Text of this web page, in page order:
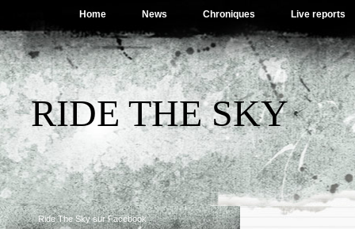
Home News Chroniques Live reports
RIDE THE SKY
Ride The Sky sur Facebook